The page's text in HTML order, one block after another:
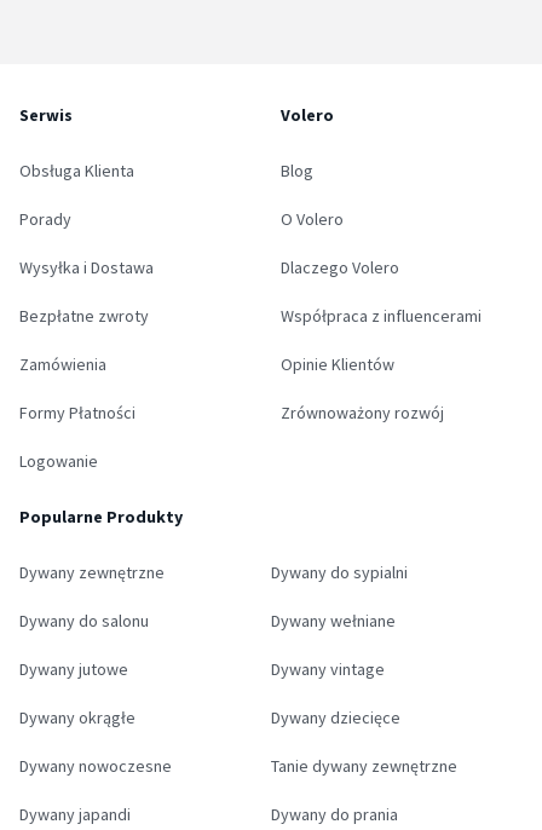
Serwis
Obsługa Klienta
Porady
Wysyłka i Dostawa
Bezpłatne zwroty
Zamówienia
Formy Płatności
Logowanie
Volero
Blog
O Volero
Dlaczego Volero
Współpraca z influencerami
Opinie Klientów
Zrównoważony rozwój
Popularne Produkty
Dywany zewnętrzne Dywany do sypialni
Dywany do salonu Dywany wełniane
Dywany jutowe Dywany vintage
Dywany okrągłe Dywany dziecięce
Dywany nowoczesne Tanie dywany zewnętrzne
Dywany japandi Dywany do prania